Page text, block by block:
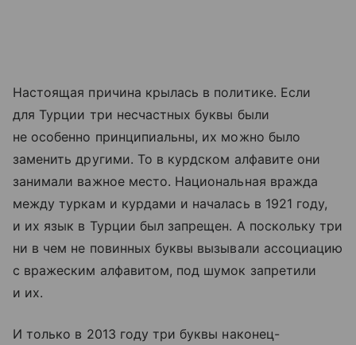
Настоящая причина крылась в политике. Если
для Турции три несчастных буквы были
не особенно принципиальны, их можно было
заменить другими. То в курдском алфавите они
занимали важное место. Национальная вражда
между туркам и курдами и началась в 1921 году,
и их язык в Турции был запрещен. А поскольку три
ни в чем не повинных буквы вызывали ассоциацию
с вражеским алфавитом, под шумок запретили
и их.
И только в 2013 году три буквы наконец-